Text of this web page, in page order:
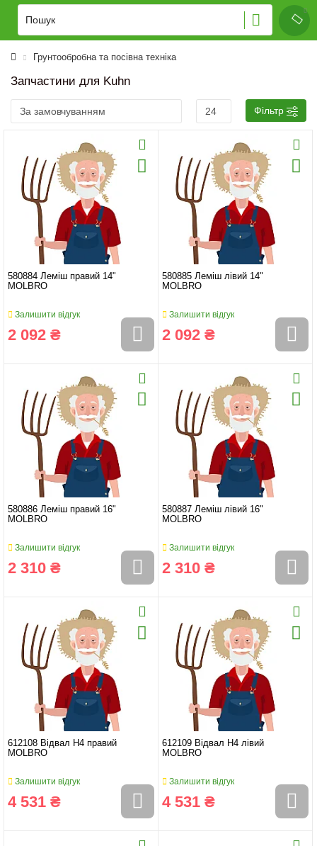
Грунтообробна та посівна техніка
Запчастини для Kuhn
Фільтр
580884 Леміш правий 14"
MOLBRO
Залишити відгук
2 092 ₴
580885 Леміш лівий 14"
MOLBRO
Залишити відгук
2 092 ₴
580886 Леміш правий 16"
MOLBRO
Залишити відгук
2 310 ₴
580887 Леміш лівий 16"
MOLBRO
Залишити відгук
2 310 ₴
612108 Відвал H4 правий
MOLBRO
Залишити відгук
4 531 ₴
612109 Відвал H4 лівий
MOLBRO
Залишити відгук
4 531 ₴